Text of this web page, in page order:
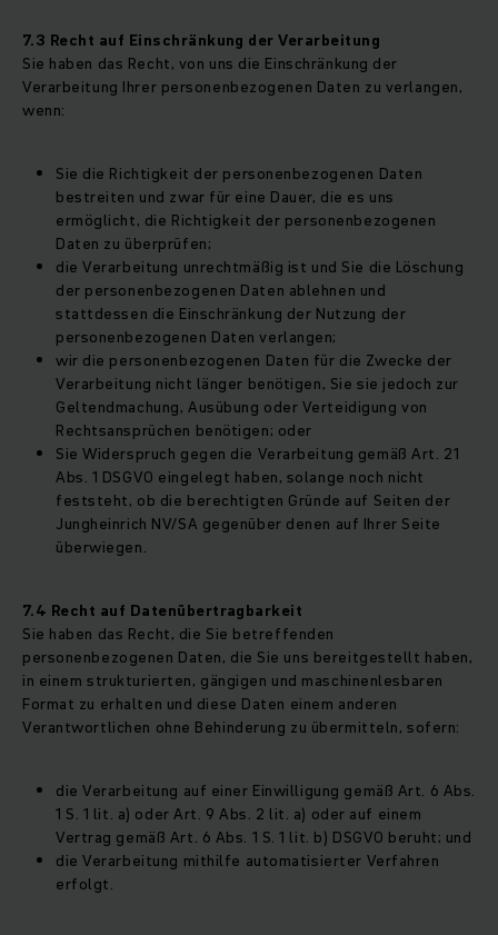
7.3 Recht auf Einschränkung der Verarbeitung
Sie haben das Recht, von uns die Einschränkung der
Verarbeitung Ihrer personenbezogenen Daten zu verlangen,
wenn:
Sie die Richtigkeit der personenbezogenen Daten
bestreiten und zwar für eine Dauer, die es uns
ermöglicht, die Richtigkeit der personenbezogenen
Daten zu überprüfen;
die Verarbeitung unrechtmäßig ist und Sie die Löschung
der personenbezogenen Daten ablehnen und
stattdessen die Einschränkung der Nutzung der
personenbezogenen Daten verlangen;
wir die personenbezogenen Daten für die Zwecke der
Verarbeitung nicht länger benötigen, Sie sie jedoch zur
Geltendmachung, Ausübung oder Verteidigung von
Rechtsansprüchen benötigen; oder
Sie Widerspruch gegen die Verarbeitung gemäß Art. 21
Abs. 1 DSGVO eingelegt haben, solange noch nicht
feststeht, ob die berechtigten Gründe auf Seiten der
Jungheinrich NV/SA gegenüber denen auf Ihrer Seite
überwiegen.
7.4 Recht auf Datenübertragbarkeit
Sie haben das Recht, die Sie betreffenden
personenbezogenen Daten, die Sie uns bereitgestellt haben,
in einem strukturierten, gängigen und maschinenlesbaren
Format zu erhalten und diese Daten einem anderen
Verantwortlichen ohne Behinderung zu übermitteln, sofern:
die Verarbeitung auf einer Einwilligung gemäß Art. 6 Abs.
1 S. 1 lit. a) oder Art. 9 Abs. 2 lit. a) oder auf einem
Vertrag gemäß Art. 6 Abs. 1 S. 1 lit. b) DSGVO beruht; und
die Verarbeitung mithilfe automatisierter Verfahren
erfolgt.